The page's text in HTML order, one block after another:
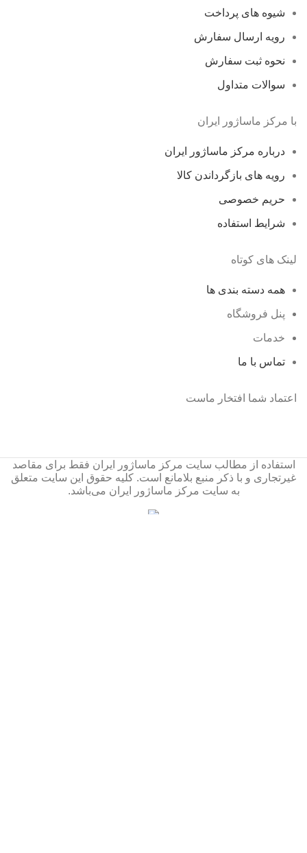
شیوه های پرداخت
رویه ارسال سفارش
نحوه ثبت سفارش
سوالات متداول
با مرکز ماساژور ایران
درباره مرکز ماساژور ایران
رویه های بازگرداندن کالا
حریم خصوصی
شرایط استفاده
لینک های کوتاه
همه دسته بندی ها
پنل فروشگاه
خدمات
تماس با ما
اعتماد شما افتخار ماست
استفاده از مطالب سایت مرکز ماساژور ایران فقط برای مقاصد
غیرتجاری و با ذکر منبع بلامانع است. کلیه حقوق این سایت متعلق
به سایت مرکز ماساژور ایران می‌باشد.